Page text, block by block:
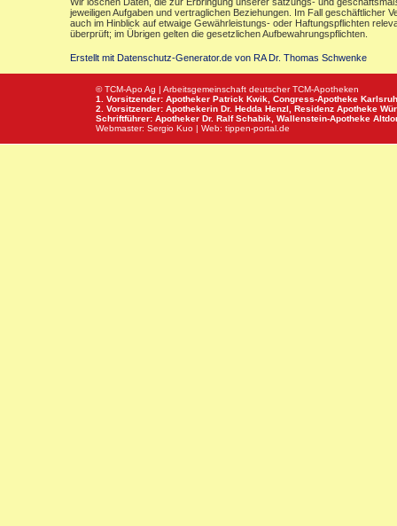
jeweiligen Aufgaben und vertraglichen Beziehungen. Im Fall geschäftlicher
auch im Hinblick auf etwaige Gewährleistungs- oder Haftungspflichten
überprüft; im Übrigen gelten die gesetzlichen Aufbewahrungspflichten.
Erstellt mit Datenschutz-Generator.de von RA Dr. Thomas Schwenke
© TCM-Apo Ag | Arbeitsgemeinschaft deutscher TCM-Apotheken
1. Vorsitzender: Apotheker Patrick Kwik, Congress-Apotheke
2. Vorsitzender: Apothekerin Dr. Hedda Henzl, Residenz Apotheke
Schriftführer: Apotheker Dr. Ralf Schabik, Wallenstein-Apotheke
Webmaster: Sergio Kuo | Web: tippen-portal.de